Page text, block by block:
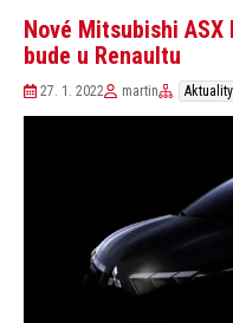
Nové Mitsubishi
bude u Renaultu
27. 1. 2022 martin Aktuality